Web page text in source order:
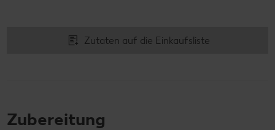
Zutaten auf die Einkaufsliste
Zubereitung